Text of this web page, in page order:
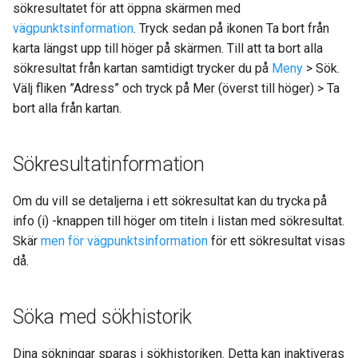
sökresultatet för att öppna skärmen med
vägpunktsinformation. Tryck sedan på ikonen Ta bort från
karta längst upp till höger på skärmen. Till att ta bort alla
sökresultat från kartan samtidigt trycker du på Meny > Sök.
Välj fliken ”Adress” och tryck på Mer (överst till höger) > Ta
bort alla från kartan.
Sökresultatinformation
Om du vill se detaljerna i ett sökresultat kan du trycka på
info (i) -knappen till höger om titeln i listan med sökresultat.
Skär men för vägpunktsinformation för ett sökresultat visas
då.
Söka med sökhistorik
Dina sökningar sparas i sökhistoriken. Detta kan inaktiveras